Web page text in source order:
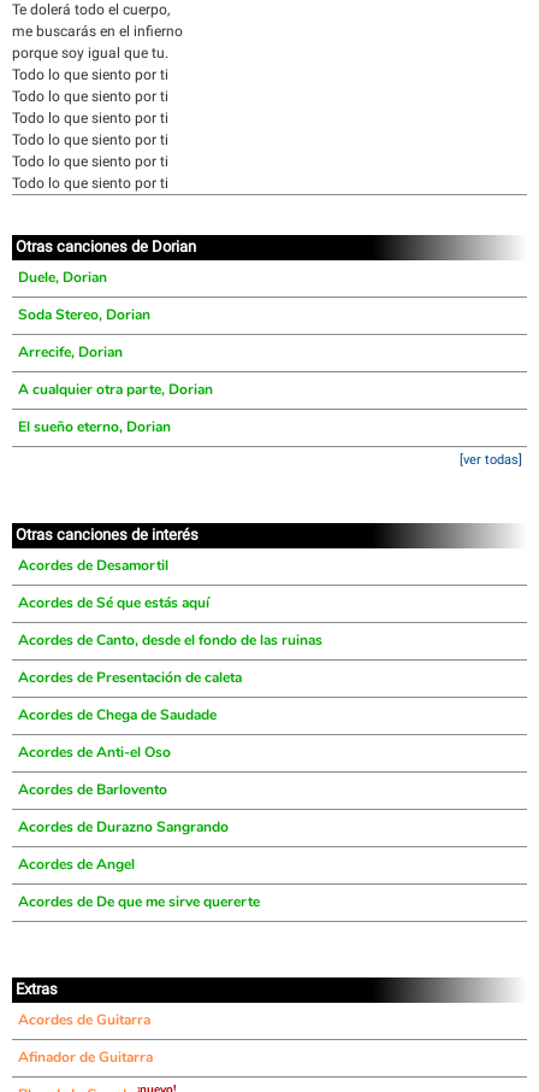
Te dolerá todo el cuerpo,
me buscarás en el infierno
porque soy igual que tu.
Todo lo que siento por ti
Todo lo que siento por ti
Todo lo que siento por ti
Todo lo que siento por ti
Todo lo que siento por ti
Todo lo que siento por ti
Otras canciones de Dorian
Duele, Dorian
Soda Stereo, Dorian
Arrecife, Dorian
A cualquier otra parte, Dorian
El sueño eterno, Dorian
[ver todas]
Otras canciones de interés
Acordes de Desamortil
Acordes de Sé que estás aquí
Acordes de Canto, desde el fondo de las ruinas
Acordes de Presentación de caleta
Acordes de Chega de Saudade
Acordes de Anti-el Oso
Acordes de Barlovento
Acordes de Durazno Sangrando
Acordes de Angel
Acordes de De que me sirve quererte
Extras
Acordes de Guitarra
Afinador de Guitarra